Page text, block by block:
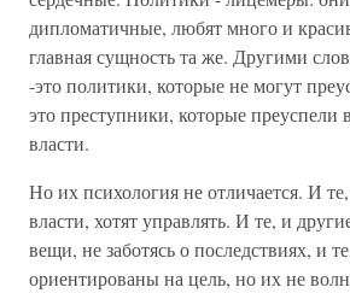
дипломатичные, любят много и
главная сущность та же. Другими
-это политики, которые не могут
это преступники, которые преуспели
власти.
Но их психология не отличается. И
власти, хотят управлять. И те, и
вещи, не заботясь о последствиях, и
ориентированы на цель, но их не